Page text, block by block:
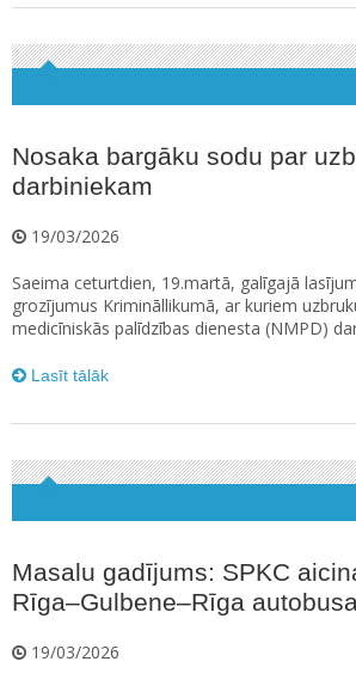
Nosaka bargāku sodu par
darbiniekam
19/03/2026
Saeima ceturtdien, 19.martā, galīgajā
grozījumus Krimināllikumā, ar kuriem
medicīniskās palīdzības dienesta (NMPD)
Lasīt tālāk
Masalu gadījums: SPKC
Rīga–Gulbene–Rīga
19/03/2026